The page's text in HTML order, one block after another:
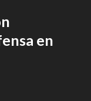
en